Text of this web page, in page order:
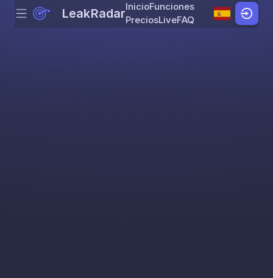
Skip to content
Menu LeakRadarInicioFunciones
PreciosLiveFAQ